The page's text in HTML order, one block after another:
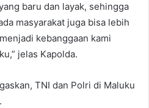
baru dan layak, sehingga
masyarakat juga bisa lebih
kebanggaan kami
jelas Kapolda.
TNI dan Polri di Maluku